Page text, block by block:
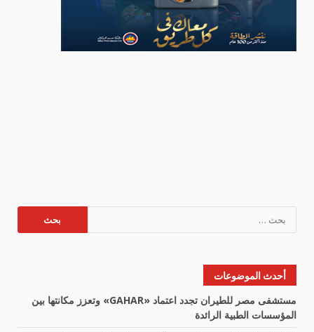
عن:
أحدث الموضوعات
مستشفى مصر للطيران تجدد اعتماد «GAHAR» وتعزز مكانتها بين
المؤسسات الطبية الرائدة